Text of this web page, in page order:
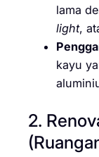
lama
light,
kayu
2.